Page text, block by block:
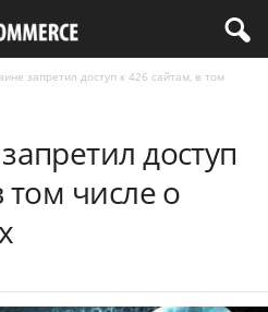
запретил доступ к 426 сайтам, в том
доступ
том числе о